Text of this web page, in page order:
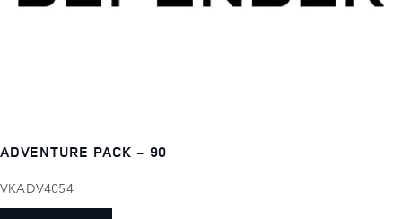
ADVENTURE PACK - 90
VKADV4054